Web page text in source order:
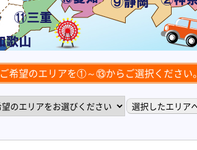
ご希望のエリアを①～⑬からご選択ください。